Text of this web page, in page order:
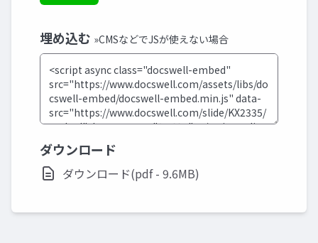
埋め込む »CMSなどでJSが使えない場合
ダウンロード
ダウンロード(pdf - 9.6MB)